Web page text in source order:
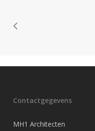
Contactgegevens
MH1 Architecten